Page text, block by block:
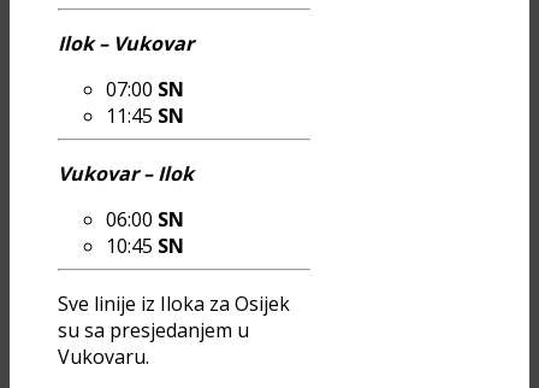
Ilok – Vukovar
07:00 SN
11:45 SN
Vukovar – Ilok
06:00 SN
10:45 SN
Sve linije iz Iloka za Osijek
su sa presjedanjem u
Vukovaru.